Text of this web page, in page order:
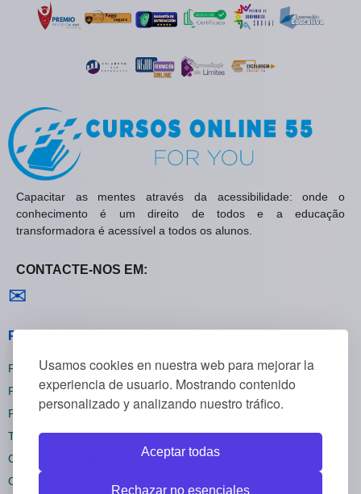
Usamos cookies en nuestra web para mejorar la
experiencia de usuario. Mostrando contenido
personalizado y analizando nuestro tráfico.
Aceptar todas
Rechazar no esenciales
Capacitar as mentes através da acessibilidade: onde o
conhecimento é um direito de todos e a educação
transformadora é acessível a todos os alunos.
CONTACTE-NOS EM:
✉
Políticas Gerais
Política de Privacidade
Política de Cookies
Política de Reembolsos
Termos e Condições
Cancelar inscrição
Configurações de cookies